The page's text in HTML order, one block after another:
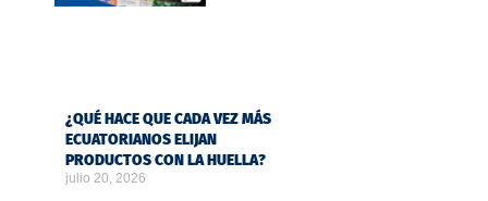
¿QUÉ HACE QUE CADA VEZ MÁS
ECUATORIANOS ELIJAN
PRODUCTOS CON LA HUELLA?
julio 20, 2026